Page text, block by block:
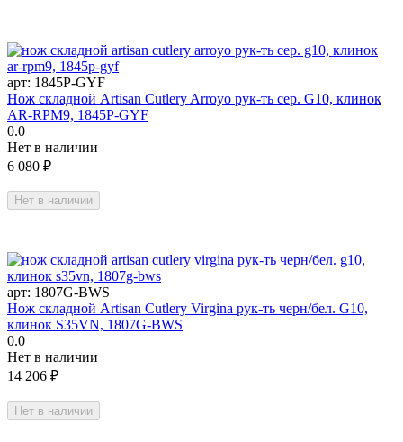
арт: 1845P-GYF
Нож складной Artisan Cutlery Arroyo рук-ть сер. G10, клинок
AR-RPM9, 1845P-GYF
0.0
Нет в наличии
6 080 ₽
Нет в наличии
арт: 1807G-BWS
Нож складной Artisan Cutlery Virgina рук-ть черн/бел. G10,
клинок S35VN, 1807G-BWS
0.0
Нет в наличии
14 206 ₽
Нет в наличии